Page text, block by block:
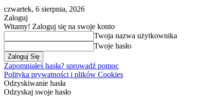
czwartek, 6 sierpnia, 2026
Zaloguj
Witamy! Zaloguj się na swoje konto
Twoja nazwa użytkownika
Twoje hasło
Zapomniałeś hasła? sprowadź pomoc
Polityka prywatności i plików Cookies
Odzyskiwanie hasła
Odzyskaj swoje hasło